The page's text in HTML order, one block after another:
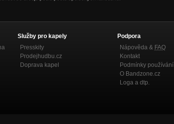
Služby pro kapely
Presskity
Prodejhudbu.cz
Doprava kapel
Podpora
Nápověda & FAQ
Kontakt
Podmínky používání
O Bandzone.cz
Loga a dtp.